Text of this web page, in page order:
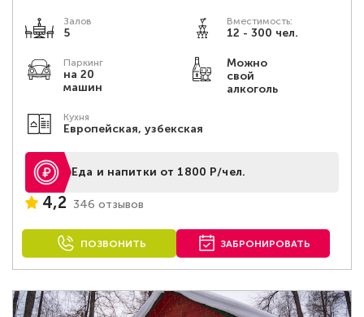
Залов
5
Вместимость:
12 - 300 чел.
Паркинг
на 20
машин
Можно
свой
алкоголь
Кухня
Европейская, узбекская
Еда и напитки от 1800 Р/чел.
4,2 346 отзывов
ПОЗВОНИТЬ ЗАБРОНИРОВАТЬ